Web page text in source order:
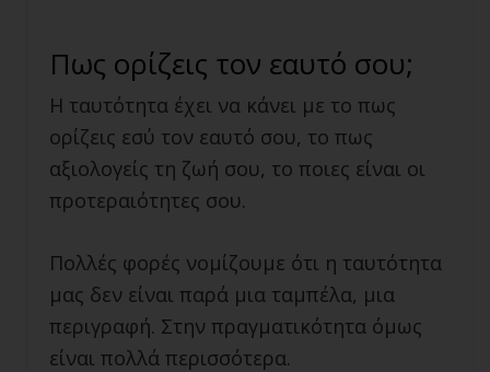
Πως ορίζεις τον εαυτό σου;
Η ταυτότητα έχει να κάνει με το πως
ορίζεις εσύ τον εαυτό σου, το πως
αξιολογείς τη ζωή σου, το ποιες είναι οι
προτεραιότητες σου.
Πολλές φορές νομίζουμε ότι η ταυτότητα
μας δεν είναι παρά μια ταμπέλα, μια
περιγραφή. Στην πραγματικότητα όμως
είναι πολλά περισσότερα.